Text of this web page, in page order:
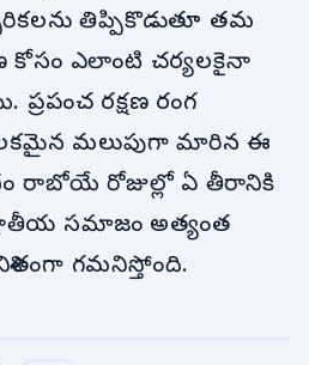
తిప్పికొడుతూ తమ
కోసం ఎలాంటి చర్యలకైనా
ప్రపంచ రక్షణ రంగ
మలుపుగా మారిన ఈ
రాబోయే రోజుల్లో ఏ తీరానికి
సమాజం అత్యంత
గమనిస్తోంది.